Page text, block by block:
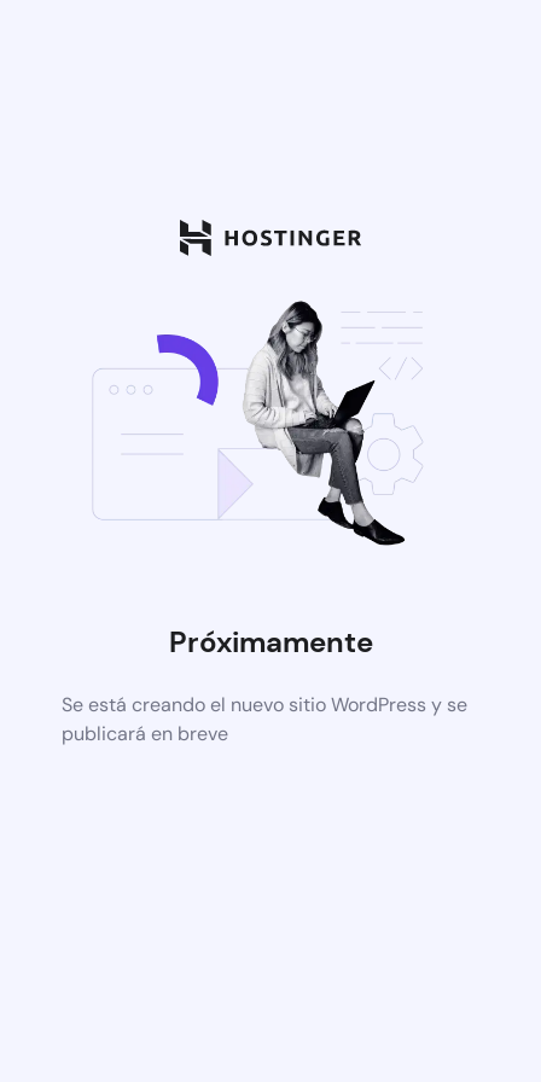
Próximamente
Se está creando el nuevo sitio WordPress y se
publicará en breve